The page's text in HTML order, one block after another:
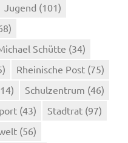
Jugend (101)
Schütte (34)
Rheinische Post (75)
Schulzentrum (46)
(43) Stadtrat (97)
(56)